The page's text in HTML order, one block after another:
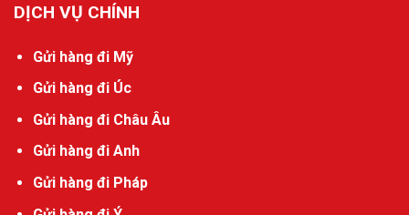
DỊCH VỤ CHÍNH
Gửi hàng đi Mỹ
Gửi hàng đi Úc
Gửi hàng đi Châu Âu
Gửi hàng đi Anh
Gửi hàng đi Pháp